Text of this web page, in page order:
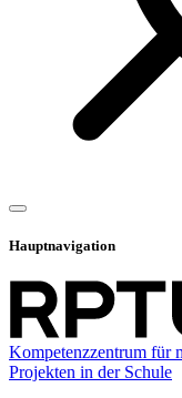
Hauptnavigation
Kompetenzzentrum für
Projekten in der Schule